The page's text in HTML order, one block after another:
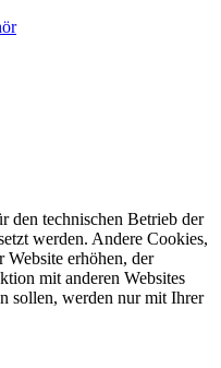
den technischen Betrieb der
werden. Andere Cookies,
erhöhen, der
mit anderen Websites
sollen, werden nur mit Ihrer